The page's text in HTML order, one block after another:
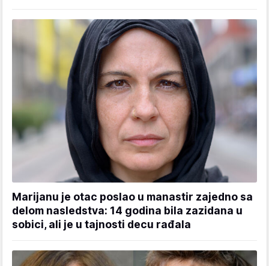
Marijanu je otac poslao u manastir zajedno sa
delom nasledstva: 14 godina bila zazidana u
sobici, ali je u tajnosti decu rađala